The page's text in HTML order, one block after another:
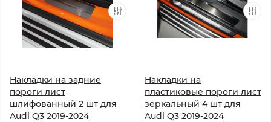
Накладки на задние
пороги лист
шлифованный 2 шт для
Audi Q3 2019-2024
Накладки на
пластиковые пороги лист
зеркальный 4 шт для
Audi Q3 2019-2024